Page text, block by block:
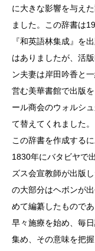
に大きな影響を与え
ました。この辞書は
『和英語林集成』を
はありましたが、活
ン夫妻は岸田吟香と
営む美華書館で出版
ール商会のウォルシ
て替えてくれました。
この辞書を作成する
1830年にバタビヤで
ズス会宣教師が出版
の大部分はヘボンが
めて編纂したもので
早々施療を始め、毎
集め、その意味を把